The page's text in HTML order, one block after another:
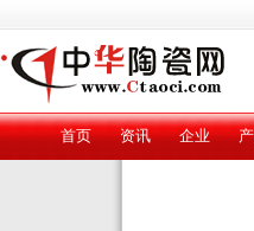
首页 资讯 企业